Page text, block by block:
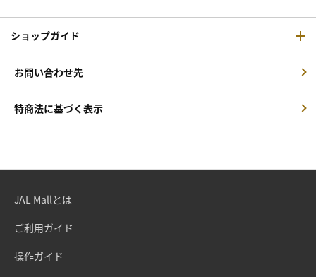
ショップガイド
お問い合わせ先
特商法に基づく表示
JAL Mallとは
ご利用ガイド
操作ガイド